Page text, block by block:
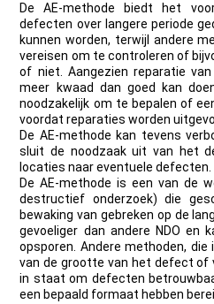
De AE-methode biedt het
defecten over langere periode
kunnen worden, terwijl andere
vereisen om te controleren of
of niet. Aangezien reparatie
meer kwaad dan goed kan
noodzakelijk om te bepalen of
voordat reparaties worden
De AE-methode kan tevens
sluit de noodzaak uit van het
locaties naar eventuele defecten.
De AE-methode is een van de
destructief onderzoek) die
bewaking van gebreken op de
gevoeliger dan andere NDO en
opsporen. Andere methoden,
van de grootte van het defect of
in staat om defecten
een bepaald formaat hebben